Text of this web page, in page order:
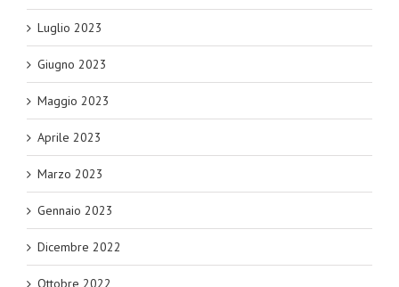
Luglio 2023
Giugno 2023
Maggio 2023
Aprile 2023
Marzo 2023
Gennaio 2023
Dicembre 2022
Ottobre 2022